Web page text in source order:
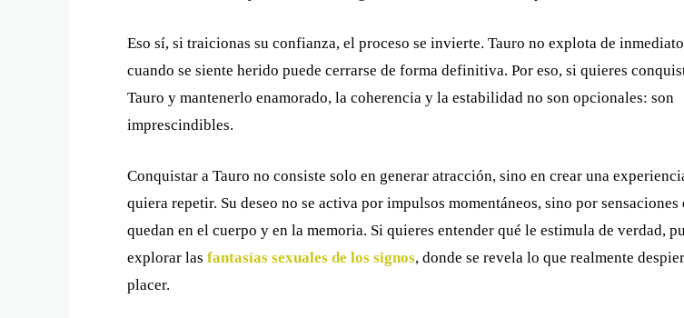
Eso sí, si traicionas su confianza, el proceso se invierte. Tauro no explota de
cuando se siente herido puede cerrarse de forma definitiva. Por eso, si quieres
Tauro y mantenerlo enamorado, la coherencia y la estabilidad no son opcionales: son
imprescindibles.
Conquistar a Tauro no consiste solo en generar atracción, sino en crear una
quiera repetir. Su deseo no se activa por impulsos momentáneos, sino por sensaciones
quedan en el cuerpo y en la memoria. Si quieres entender qué le estimula de verdad,
explorar las fantasías sexuales de los signos, donde se revela lo que realmente
placer.